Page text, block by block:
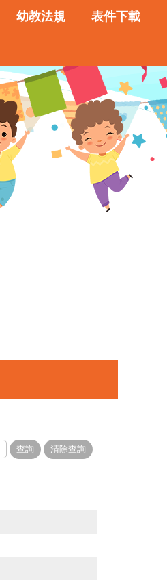
幼教法規 表件下載